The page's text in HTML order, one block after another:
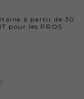
à partir de 30
pour les PROS